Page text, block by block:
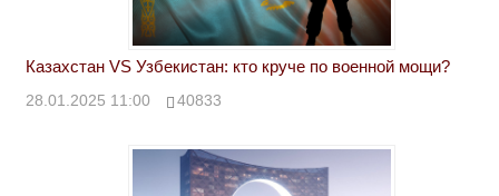
Казахстан VS Узбекистан: кто круче по военной мощи?
28.01.2025 11:00 40833